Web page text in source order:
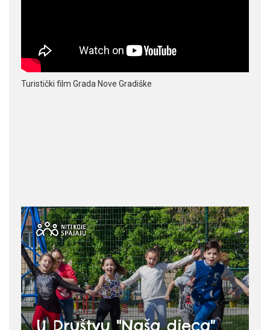
Turistički film Grada Nove Gradiške